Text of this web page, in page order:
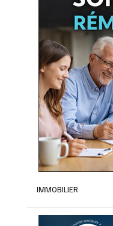
IMMOBILIER